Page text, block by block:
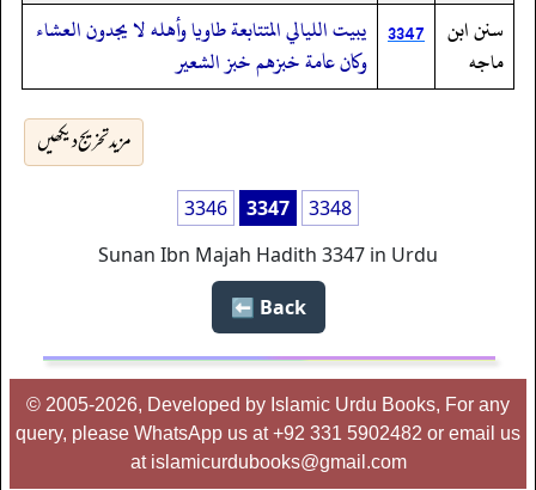
سنن ابن
ماجه
3347 يبيت الليالي المتتابعة طاويا وأهله لا يجدون العشاء
وكان عامة خبزهم خبز الشعير
مزید تخریج دیکھیں
3346 3347
3348
Sunan Ibn Majah Hadith 3347 in Urdu
Back ⬅️
© 2005-2026, Developed by Islamic Urdu Books, For any
query, please WhatsApp us at +92 331 5902482 or email us
at islamicurdubooks@gmail.com